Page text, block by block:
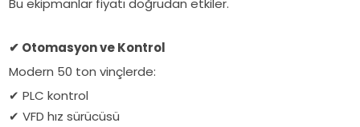
✔ Otomasyon ve Kontrol
Modern 50 ton vinçlerde:
✔ PLC kontrol
✔ VFD hız sürücüsü